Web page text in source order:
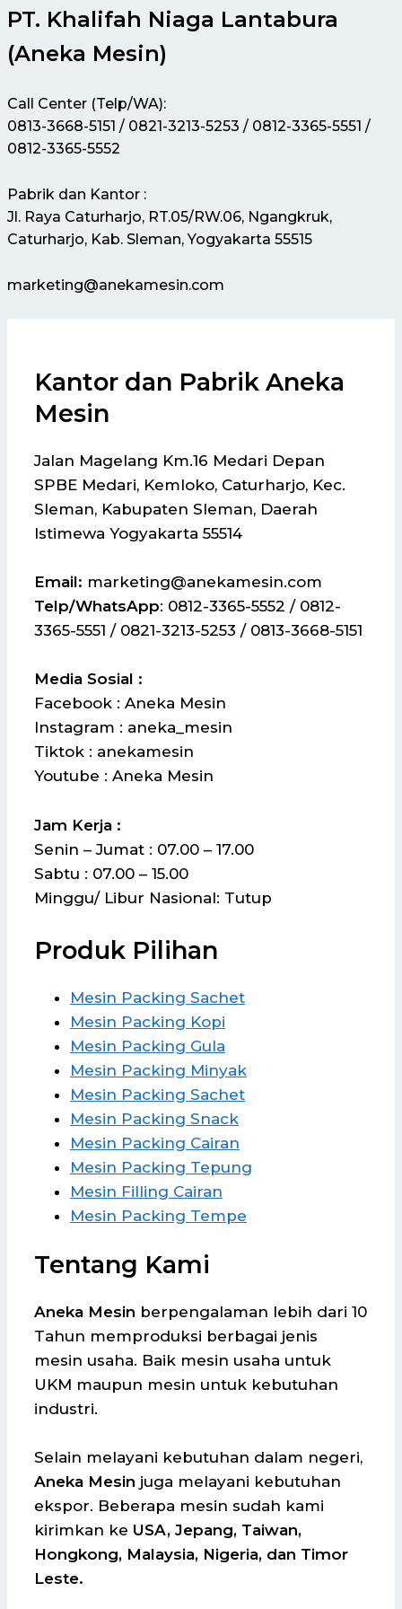
PT. Khalifah Niaga Lantabura
(Aneka Mesin)
Call Center (Telp/WA):
0813-3668-5151 / 0821-3213-5253 / 0812-3365-5551 /
0812-3365-5552
Pabrik dan Kantor :
Jl. Raya Caturharjo, RT.05/RW.06, Ngangkruk,
Caturharjo, Kab. Sleman, Yogyakarta 55515
marketing@anekamesin.com
Kantor dan Pabrik Aneka
Mesin
Jalan Magelang Km.16 Medari Depan
SPBE Medari, Kemloko, Caturharjo, Kec.
Sleman, Kabupaten Sleman, Daerah
Istimewa Yogyakarta 55514
Email: marketing@anekamesin.com
Telp/WhatsApp: 0812-3365-5552 / 0812-
3365-5551 / 0821-3213-5253 / 0813-3668-5151
Media Sosial :
Facebook : Aneka Mesin
Instagram : aneka_mesin
Tiktok : anekamesin
Youtube : Aneka Mesin
Jam Kerja :
Senin – Jumat : 07.00 – 17.00
Sabtu : 07.00 – 15.00
Minggu/ Libur Nasional: Tutup
Produk Pilihan
Mesin Packing Sachet
Mesin Packing Kopi
Mesin Packing Gula
Mesin Packing Minyak
Mesin Packing Sachet
Mesin Packing Snack
Mesin Packing Cairan
Mesin Packing Tepung
Mesin Filling Cairan
Mesin Packing Tempe
Tentang Kami
Aneka Mesin berpengalaman lebih dari 10
Tahun memproduksi berbagai jenis
mesin usaha. Baik mesin usaha untuk
UKM maupun mesin untuk kebutuhan
industri.
Selain melayani kebutuhan dalam negeri,
Aneka Mesin juga melayani kebutuhan
ekspor. Beberapa mesin sudah kami
kirimkan ke USA, Jepang, Taiwan,
Hongkong, Malaysia, Nigeria, dan Timor
Leste.